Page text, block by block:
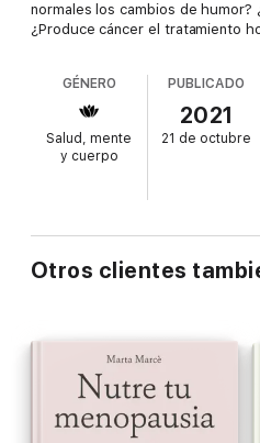
normales los cambios de humor?
¿Produce cáncer el tratamiento
La menopausia afecta al 100%
sufrimiento de muchas mujeres
se mira a veces con
A través de relatos humanos,
aproximación tierna, una visión
GÉNERO
Salud, mente
y cuerpo
PUBLICADO
2021
21 de octubre
Otros clientes